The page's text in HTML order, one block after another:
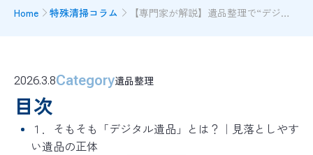
資料ダウンロード お問い合わせ
0120-552-052
バイオリカバリー
日本国内向けに適応した空間衛生のための規格です
Home 特殊清掃コラム 【専門家が解説】遺品整理で“デジタル遺品”はどうしたらいい？後悔しないための対処法と注意点
2026.3.8Category遺品整理
目次
１．そもそも「デジタル遺品」とは？｜見落としやす
い遺品の正体